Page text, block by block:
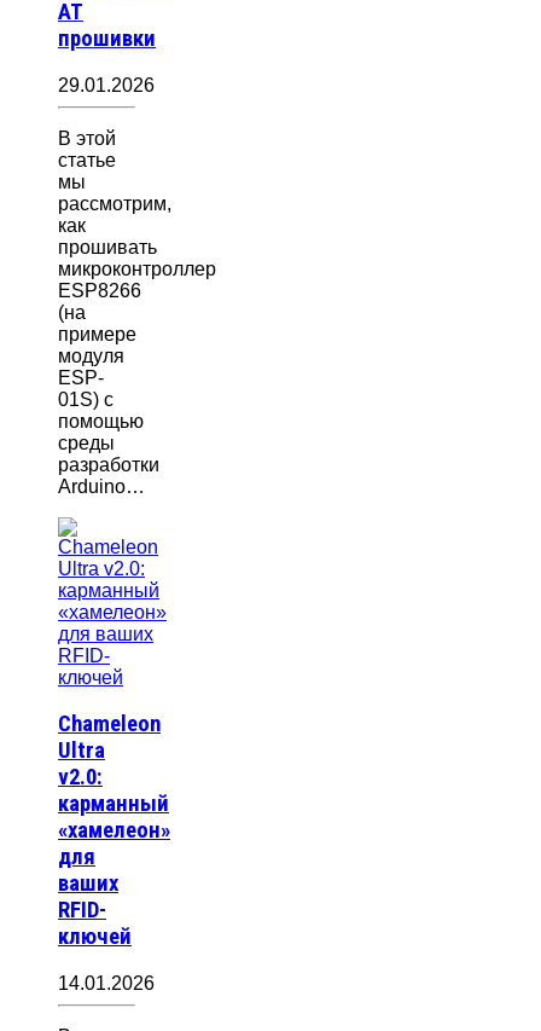
AT
прошивки
29.01.2026
В этой
статье
мы
рассмотрим,
как
прошивать
микроконтроллер
ESP8266
(на
примере
модуля
ESP-
01S) с
помощью
среды
разработки
Arduino…
Chameleon
Ultra
v2.0:
карманный
«хамелеон»
для
ваших
RFID-
ключей
14.01.2026